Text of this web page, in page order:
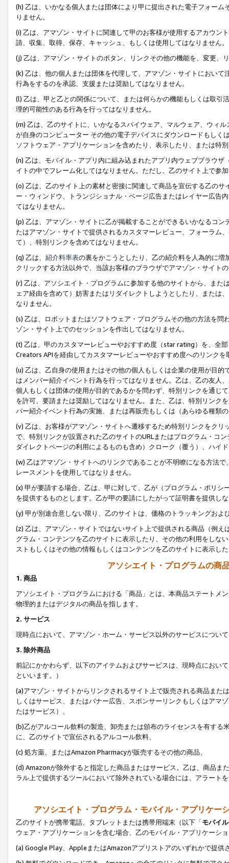
(h) 乙は、いかなる個人または団体により甲に提出された電子フォー
りません。
(i) 乙は、アマゾン・サイトに関連して甲のお客様が使用するアカウン
請、収集、取得、保存、キャッシュ、もしくは使用してはなりません。
(j) 乙は、アマゾン・サイトのボタン、リンクその他の機能を、変更、
(k) 乙は、他の個人または団体を代理して、アマゾン・サイトにおい
行為をするのを承認、支援または奨励してはなりません。
(l) 乙は、甲と乙との関係について、または何らかの機能もしくは取
理的可能性のある行為を行ってはなりません。
(m) 乙は、乙のサイトに、いかなるスパイウェア、マルウェア、ウィ
が自身のコンピューター その他の電子デバイスにダウンロードもし
ソフトウェア・アプリケーションを含めたり、表示したり、または特
(n) 乙は、モバイル・アプリ内に組み込まれたアプリ内ウェブブラウ
イトの中でフレーム化してはなりません。ただし、乙のサイト上で参
(o) 乙は、乙のサイト上の素材と密接に関連して商品を宣伝する乙の
ー・ウィンドウ、トランジショナル・ページ広告またはレイヤー広告
てはなりません。
(p) 乙は、アマゾン・サイトに乙が掲載することができるいかなるコ
たはアマゾン・サイトで提供されるカスタマーレビュー、フォーラム
て）、特別リンクを含めてはなりません。
(q) 乙は、 紹介料率表の裏をかこうとしたり、乙の紹介料を人為的に
クリックする方法以外で、当該お客様のブラウザでアマゾン・サイト
(r) 乙は、アソシエイト・プログラムに参加する他のサイトから、ま
ェア経由を含めて）妨害またはリダイレクトしようとしたり、または
なりません。
(s) 乙は、ロボットまたはソフトウェア・プログラムその他の方法を
ゾン・サイト上でのセッションを作出してはなりません。
(t) 乙は、甲のカスタマーレビューやおすすめ度（star rating）を、全
Creators APIを経由してカスタマーレビューやおすすめ度へのリンクを
(u) 乙は、乙自身の使用またはその他の個人もしくは企業の使用が目
はメンバー紹介イベント行為を行ってはなりません。乙は、乙の友人
個人もしくは団体の使用が目的であるかを問わず、特別リンクを通じ
を許可、要請または奨励してはなりません。また、乙は、特別リンク
バー紹介イベント行為の実施、または再販売もしくは（あらゆる種類
(v) 乙は、お客様がアマゾン・サイトへ遷移するため特別リンクをク
で、特別リンクが設置された乙のサイトのURLまたはプログラム・コ
ダイレクトページの利用によるものも含め）クローク（覆う）、ハイ
(w) 乙はアマゾン・サイトへのリンクであることが不明瞭になる方法
レースメントを使用してはなりません。
(x) 甲が要請する場合、乙は、甲に対して、乙が（プログラム・ポリ
を提供するものとします。乙が甲の要請にしたがって証明書を提供し
(y) 甲が別途合意しない限り、乙のサイトは、価格のトラッキングお
(z) 乙は、アマゾン・サイトではないサイト上で提供される商品（例
グラム・コンテンツを乙のサイトに表示したり、その他の利用をしな
ストもしくはその他の情報もしくはコンテンツを乙のサイトに表示し
アソシエイト・プログラムの商
1. 商品
アソシエイト・プログラムにおける「商品」とは、本商品ステートメ
物理的またはデジタルの商品を指します。
2. サービス
現時点において、アマゾン・ホーム・サービス以外のサービスについ
3. 除外商品
前記にかかわらず、以下のアイテムおよびサービスは、現時点におい
といいます。）
(a)アマゾン・サイトからリンクされるサイト上で販売される商品ま
しくはサービス、またはバナー広告、スポンサーリンクもしくはアマ
たはサービス）、
(b)乙がアルコール飲料の製造、卸売または頒布のライセンスを有す
に、乙のサイトで宣伝されるアルコール飲料、
(c) 処方薬、またはAmazon Pharmacyが販売するその他の商品、
(d) Amazonが除外すると指定した商品またはサービス。乙は、商品ま
ラル上で提供するツールにおいて除外されている場合には、アラート
アソシエイト・プログラム・モバイル・アプリケー
乙のサイトが携帯電話、タブレットまたは携帯用端末（以下「モバイ
ウェア・アプリケーションを含む場合、乙のモバイル・アプリケーシ
(a) Google Play、AppleまたはAmazonアプリストアのいずれかで提供